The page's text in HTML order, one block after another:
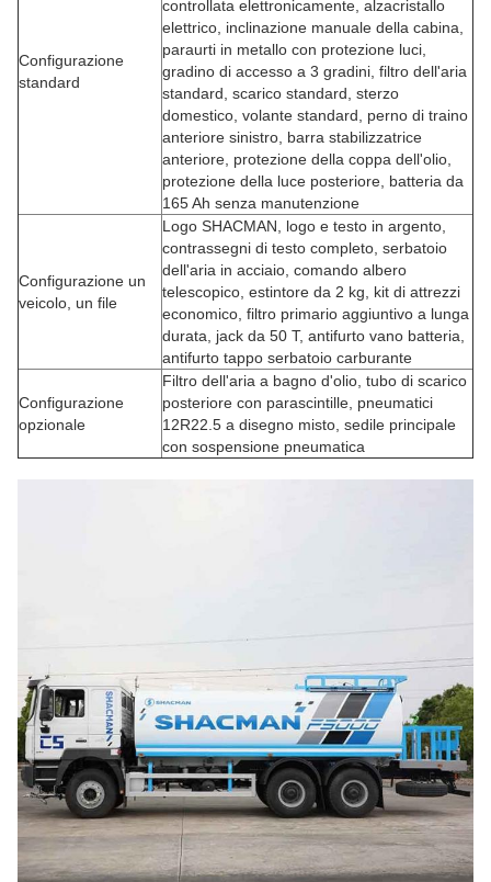
Configurazione
standard
controllata elettronicamente, alzacristallo
elettrico, inclinazione manuale della cabina,
paraurti in metallo con protezione luci,
gradino di accesso a 3 gradini, filtro dell'aria
standard, scarico standard, sterzo
domestico, volante standard, perno di traino
anteriore sinistro, barra stabilizzatrice
anteriore, protezione della coppa dell'olio,
protezione della luce posteriore, batteria da
165 Ah senza manutenzione
Configurazione un
veicolo, un file
Logo SHACMAN, logo e testo in argento,
contrassegni di testo completo, serbatoio
dell'aria in acciaio, comando albero
telescopico, estintore da 2 kg, kit di attrezzi
economico, filtro primario aggiuntivo a lunga
durata, jack da 50 T, antifurto vano batteria,
antifurto tappo serbatoio carburante
Configurazione
opzionale
Filtro dell'aria a bagno d'olio, tubo di scarico
posteriore con parascintille, pneumatici
12R22.5 a disegno misto, sedile principale
con sospensione pneumatica